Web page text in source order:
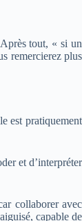
tout, « si un
remercierez plus
est pratiquement
et d’interpréter
collaborer avec
capable de